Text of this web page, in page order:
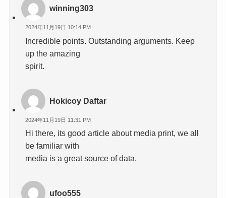
winning303
2024年11月19日 10:14 PM
Incredible points. Outstanding arguments. Keep
up the amazing
spirit.
Hokicoy Daftar
2024年11月19日 11:31 PM
Hi there, its good article about media print, we all
be familiar with
media is a great source of data.
ufoo555